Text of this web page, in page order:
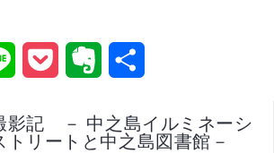
Line Pocket Evernote
影記 － 中之島イルミネーシ
トリートと中之島図書館－